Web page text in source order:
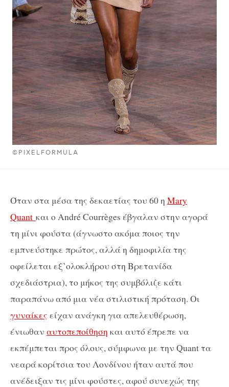
©PIXELFORMULA
Όταν στα μέσα της δεκαετίας του 60 η Mary
Quant και ο André Courrèges έβγαλαν στην αγορά
τη μίνι φούστα (άγνωστο ακόμα ποιος την
εμπνεύστηκε πρώτος, αλλά η δημοφιλία της
οφείλεται εξ’ολοκλήρου στη Βρετανίδα
σχεδιάστρια), το μήκος της συμβόλιζε κάτι
παραπάνω από μια νέα στιλιστική πρόταση. Οι
γυναίκες είχαν ανάγκη για απελευθέρωση,
ένιωθαν αυτοπεποίθηση και αυτό έπρεπε να
εκπέμπεται προς όλους, σύμφωνα με την Quant τα
νεαρά κορίτσια του Λονδίνου ήταν αυτά που
ανέδειξαν τις μίνι φούστες, αφού συνεχώς της